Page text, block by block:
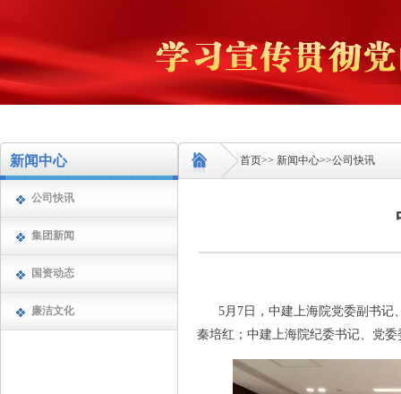
新闻中心
公司快讯
集团新闻
国资动态
廉洁文化
首页>> 新闻中心>>公司快讯
5月7日，中建上海院党委副书
秦培红；中建上海院纪委书记、党